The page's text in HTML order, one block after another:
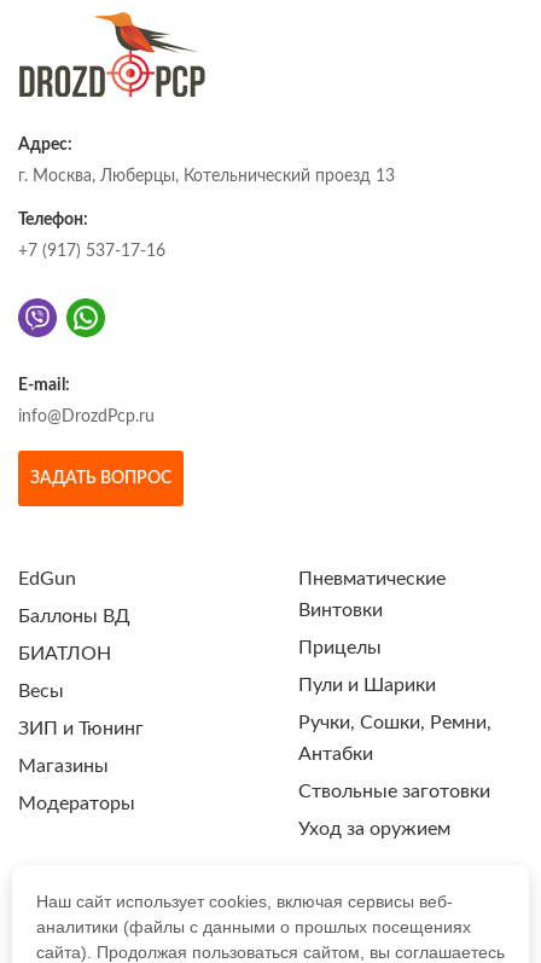
Адрес:
г. Москва, Люберцы, Котельнический проезд 13
Телефон:
+7 (917) 537-17-16
E-mail:
info@DrozdPcp.ru
ЗАДАТЬ ВОПРОС
EdGun
Баллоны ВД
БИАТЛОН
Весы
ЗИП и Тюнинг
Магазины
Модераторы
Пневматические
Винтовки
Прицелы
Пули и Шарики
Ручки, Сошки, Ремни,
Антабки
Ствольные заготовки
Уход за оружием
ПОЛИТИКА КОНФИДЕНЦИАЛЬНОСТИ
Наш сайт использует cookies, включая сервисы веб-
аналитики (файлы с данными о прошлых посещениях
сайта). Продолжая пользоваться сайтом, вы соглашаетесь